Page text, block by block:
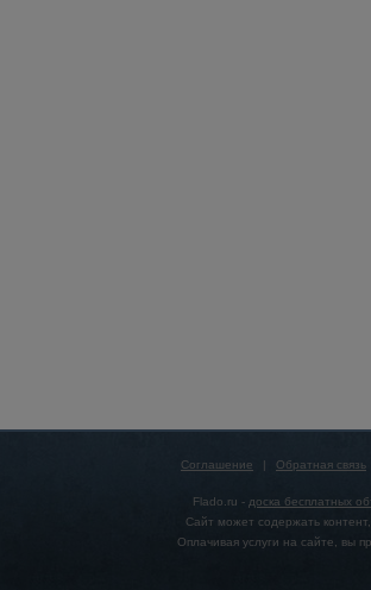
Соглашение | Обратная связь
Flado.ru - доска бесплатных
Сайт может содержать
Оплачивая услуги на сайте, вы